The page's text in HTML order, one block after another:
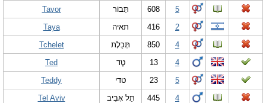
Tavor
תָּבוֹר 608
5
Taya
תאיה 416
2
Tchelet
תְּכֵלֶת 850
4
Ted
טֶד 13
4
Teddy
טדי 23
5
Tel Aviv
תֵּל אָבִיב 445 4